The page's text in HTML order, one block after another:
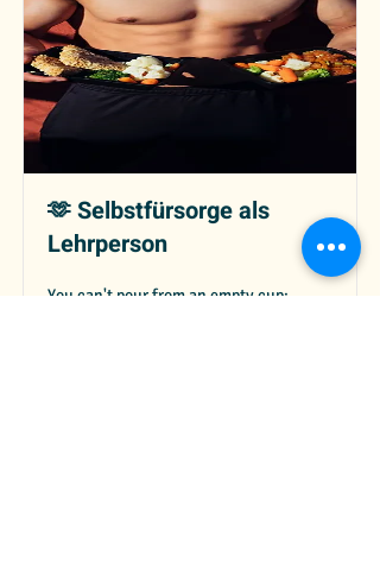
🫶 Selbstfürsorge als
Lehrperson
You can't pour from an empty cup: